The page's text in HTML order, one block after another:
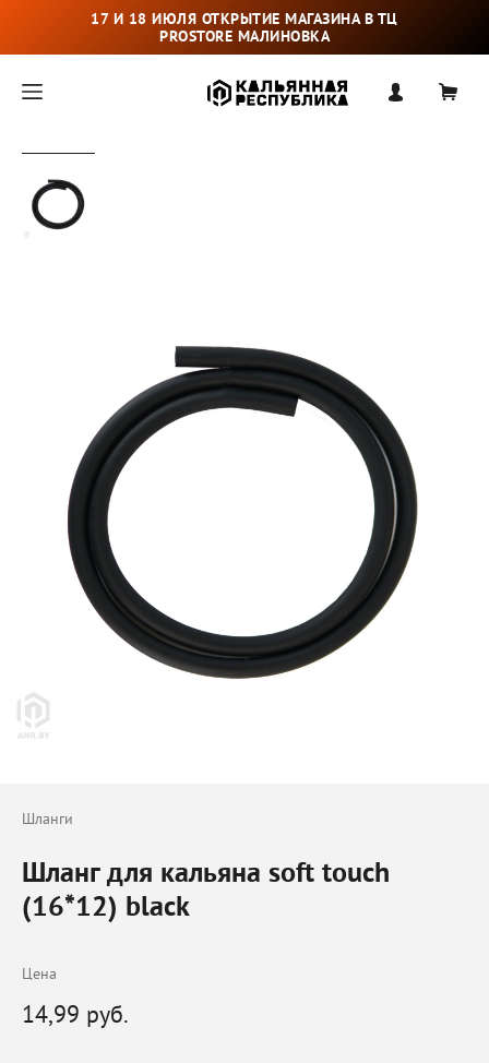
17 И 18 ИЮЛЯ ОТКРЫТИЕ МАГАЗИНА В ТЦ
PROSTORE МАЛИНОВКА
Шланги
Шланг для кальяна soft touch
(16*12) black
Цена
14,99 руб.